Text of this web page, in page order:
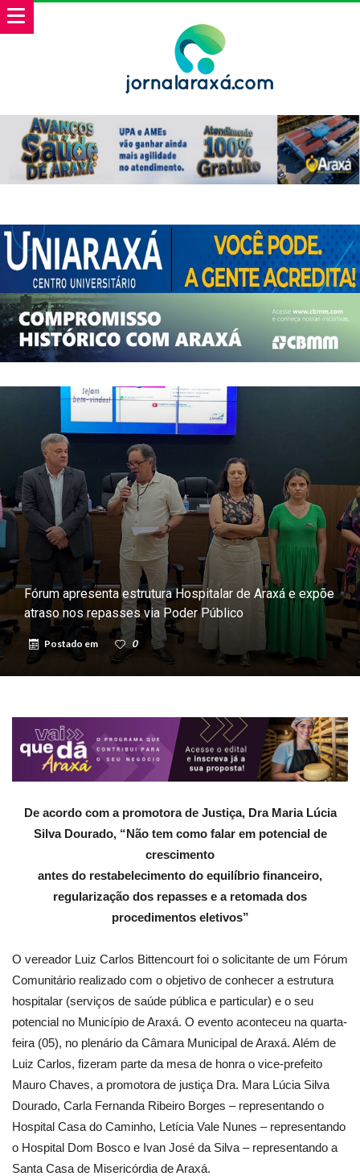
Fórum apresenta estrutura Hospitalar de Araxá e expõe
atraso nos repasses via Poder Público
Postado em 0
De acordo com a promotora de Justiça, Dra Maria Lúcia
Silva Dourado, “Não tem como falar em potencial de
crescimento
antes do restabelecimento do equilíbrio financeiro,
regularização dos repasses e a retomada dos
procedimentos eletivos”
O vereador Luiz Carlos Bittencourt foi o solicitante de um Fórum
Comunitário realizado com o objetivo de conhecer a estrutura
hospitalar (serviços de saúde pública e particular) e o seu
potencial no Município de Araxá. O evento aconteceu na quarta-
feira (05), no plenário da Câmara Municipal de Araxá. Além de
Luiz Carlos, fizeram parte da mesa de honra o vice-prefeito
Mauro Chaves, a promotora de justiça Dra. Mara Lúcia Silva
Dourado, Carla Fernanda Ribeiro Borges – representando o
Hospital Casa do Caminho, Letícia Vale Nunes – representando
o Hospital Dom Bosco e Ivan José da Silva – representando a
Santa Casa de Misericórdia de Araxá.